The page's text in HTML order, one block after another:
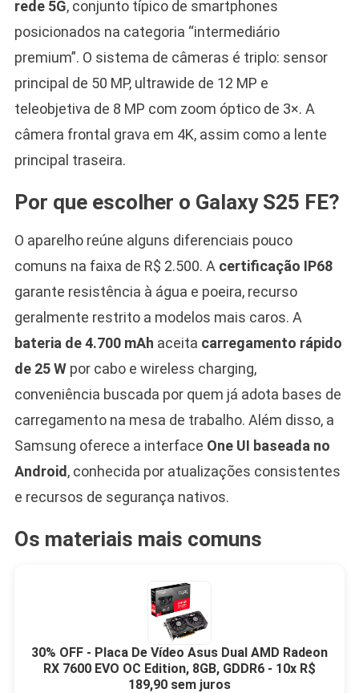
rede 5G, conjunto típico de smartphones
posicionados na categoria “intermediário
premium”. O sistema de câmeras é triplo: sensor
principal de 50 MP, ultrawide de 12 MP e
teleobjetiva de 8 MP com zoom óptico de 3×. A
câmera frontal grava em 4K, assim como a lente
principal traseira.
Por que escolher o Galaxy S25 FE?
O aparelho reúne alguns diferenciais pouco
comuns na faixa de R$ 2.500. A certificação IP68
garante resistência à água e poeira, recurso
geralmente restrito a modelos mais caros. A
bateria de 4.700 mAh aceita carregamento rápido
de 25 Wpor cabo e wireless charging,
conveniência buscada por quem já adota bases de
carregamento na mesa de trabalho. Além disso, a
Samsung oferece a interface One UI baseada no
Android, conhecida por atualizações consistentes
e recursos de segurança nativos.
Os materiais mais comuns
30% OFF - Placa De Vídeo Asus Dual AMD Radeon
RX 7600 EVO OC Edition, 8GB, GDDR6 - 10x R$
189,90 sem juros